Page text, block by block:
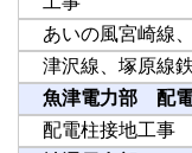
あいの風宮崎線
津沢線、塚原線
魚津電力部 配
配電柱接地工事